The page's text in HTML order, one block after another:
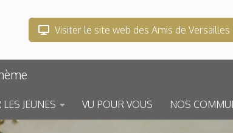
Visiter le site web des Amis de Versailles
JEUNES VU POUR VOUS NOS